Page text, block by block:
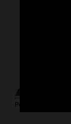
Por